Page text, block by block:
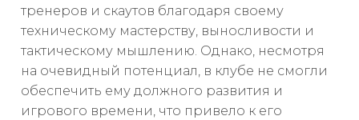
тренеров и скаутов благодаря своему
техническому мастерству, выносливости и
тактическому мышлению. Однако, несмотря
на очевидный потенциал, в клубе не смогли
обеспечить ему должного развития и
игрового времени, что привело к его